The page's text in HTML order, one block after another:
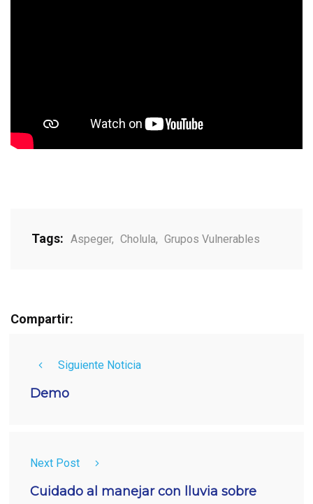
Tags: Aspeger, Cholula, Grupos Vulnerables
Compartir:
Siguiente Noticia
Demo
Next Post
Cuidado al manejar con lluvia sobre